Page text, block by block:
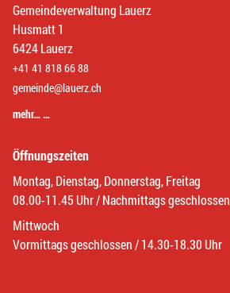
Gemeindeverwaltung Lauerz
Husmatt 1
6424 Lauerz
+41 41 818 66 88
gemeinde@lauerz.ch
mehr… …
Öffnungszeiten
Montag, Dienstag, Donnerstag, Freitag
08.00-11.45 Uhr / Nachmittags geschlossen
Mittwoch
Vormittags geschlossen / 14.30-18.30 Uhr